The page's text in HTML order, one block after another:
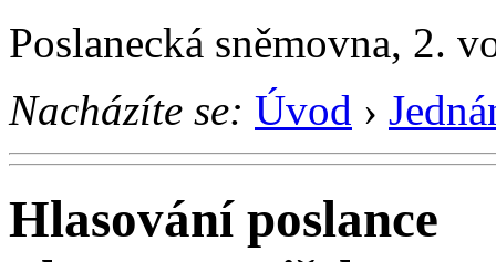
Poslanecká sněmovna, 2.
Nacházíte se: Úvod ›
Hlasování poslance